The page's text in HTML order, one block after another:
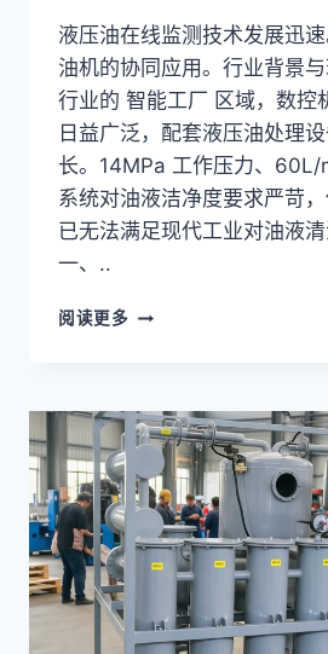
液压油在线监测技术发展迅
油机的协同应用。行业背景
行业的 智能工厂 区域，数控
日益广泛，配套液压油处理
长。14MPa 工作压力、60L/
系统对油液洁净度要求严苛
已无法满足现代工业对油液清
一、..
阅读更多 工
液
压
污
染
控
化